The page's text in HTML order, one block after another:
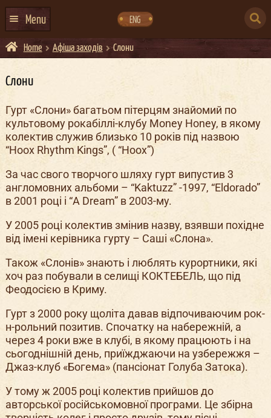
navigation
content
ENG
Menu
ГОЛОВНА
АФІША ЗАХОДІВ
ПРО НАС
ГУРТИ
ІВЕНТ-АГЕНЦІЯ ДОКЕР
КЕЙТЕРИНГ
НОВИНИ
DOCKER ДРЕСС-КОД
Home Афіша заходів Слони
Слони
Гурт «Слони» багатьом пітерцям знайомий по
культовому рокабіллі-клубу Money Honey, в якому
колектив служив близько 10 років під назвою
“Hoox Rhythm Kings”, ( “Hoox”)
За час свого творчого шляху гурт випустив 3
англомовних альбоми – “Kaktuzz” -1997, “Eldorado”
в 2001 році і “A Dream” в 2003-му.
У 2005 році колектив змінив назву, взявши похідне
від імені керівника гурту – Саші «Слона».
Також «Слонів» знають і люблять курортники, які
хоч раз побували в селищі КОКТЕБЕЛЬ, що під
Феодосією в Криму.
Гурт з 2000 року щоліта давав відпочиваючим рок-
н-рольний позитив. Спочатку на набережній, а
через 4 роки вже в клубі, в якому працюють і на
сьогоднішній день, приїжджаючи на узбережжя –
Джаз-клуб «Богема» (пансіонат Голуба Затока).
У тому ж 2005 році колектив прийшов до
авторської російськомовної програми. Це збірна